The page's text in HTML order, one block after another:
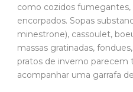
como cozidos fumegantes,
encorpados. Sopas
minestrone), cassoulet,
massas gratinadas,
pratos de inverno parecem
acompanhar uma garrafa